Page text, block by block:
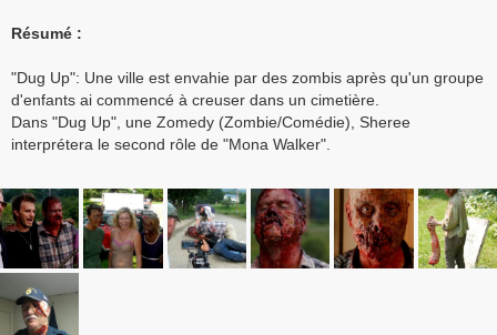
Résumé :
"Dug Up": Une ville est envahie par des zombis après qu'un groupe
d'enfants ai commencé à creuser dans un cimetière.
Dans "Dug Up", une Zomedy (Zombie/Comédie), Sheree
interprétera le second rôle de "Mona Walker".